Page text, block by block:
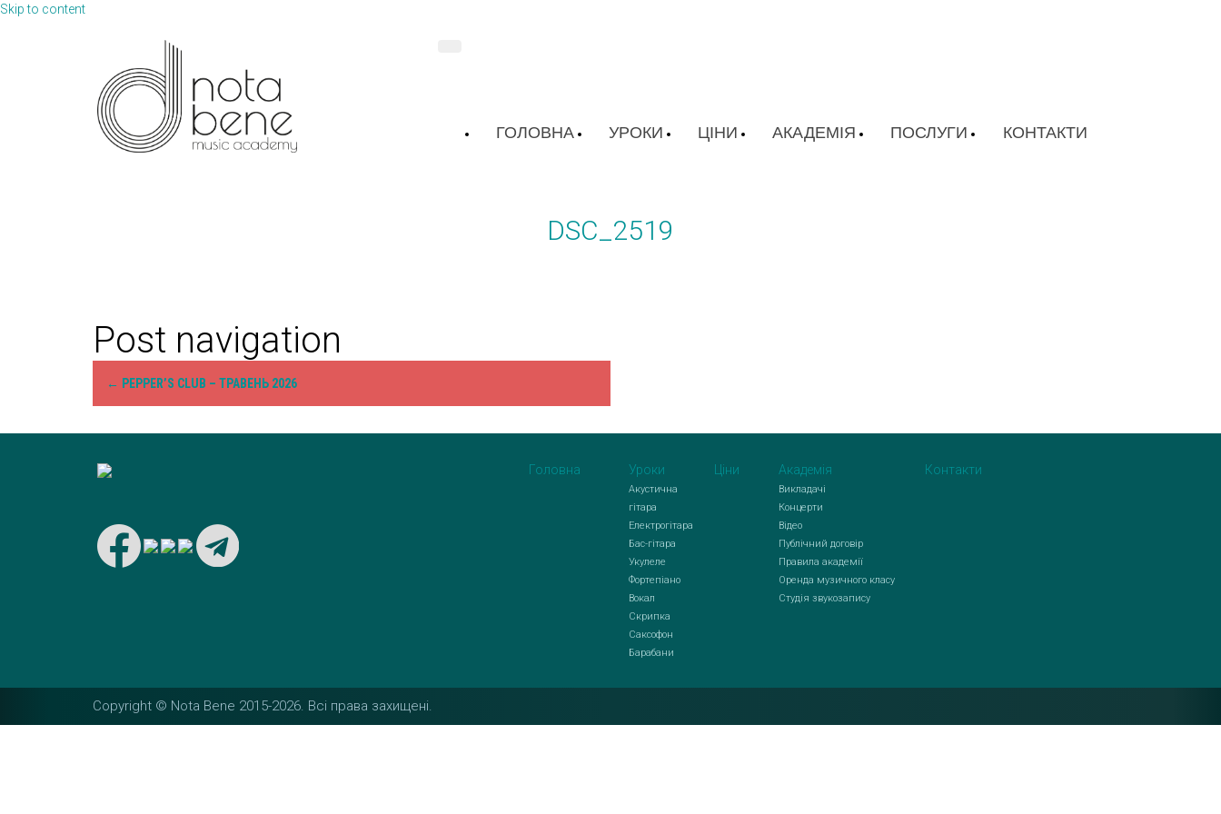
Skip to content
ГОЛОВНА УРОКИ ЦІНИ АКАДЕМІЯ ПОСЛУГИ КОНТАКТИ
DSC_2519
Post navigation
← PEPPER’S CLUB – ТРАВЕНЬ 2026
Головна Уроки
Акустична
гітара
Електрогітара
Бас-гітара
Укулеле
Фортепіано
Вокал
Скрипка
Саксофон
Барабани
Ціни Академія
Викладачі
Концерти
Відео
Публічний договір
Правила академії
Оренда музичного класу
Студія звукозапису
Контакти
Copyright © Nota Bene 2015-2026. Вcі права захищені.